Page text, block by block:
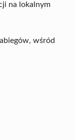
na lokalnym
wśród